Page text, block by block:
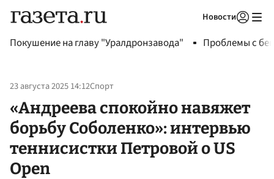
Новости
Покушение на главу "Уралдронзавода" Проблемы с
23 августа 2025 14:12Спорт
«Андреева спокойно навяжет
борьбу Соболенко»: интервью
теннисистки Петровой о US
Open